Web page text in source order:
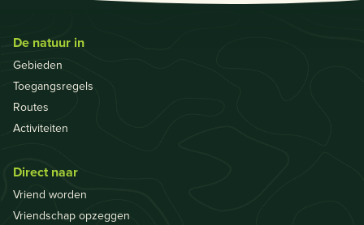
De natuur in
Gebieden
Toegangsregels
Routes
Activiteiten
Direct naar
Vriend worden
Vriendschap opzeggen